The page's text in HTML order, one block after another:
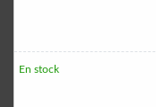
En stock